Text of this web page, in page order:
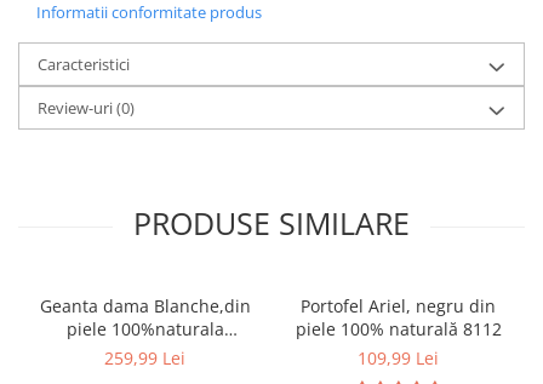
superioara
Informatii conformitate produs
Caracteristici
Review-uri(0)
PRODUSE SIMILARE
Geanta dama Blanche,din
piele 100%naturala
Italia,8246,negru
259,99 Lei
Portofel Ariel, negru din
piele 100% naturală 8112
109,99 Lei